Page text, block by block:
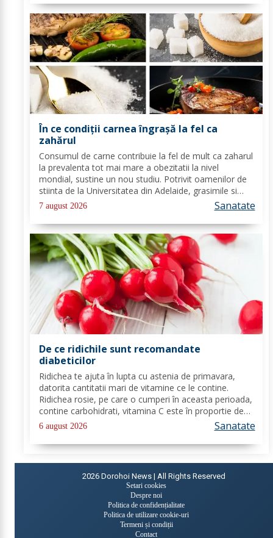
În ce condiții carnea îngrașă la fel ca
zahărul
Consumul de carne contribuie la fel de mult ca zaharul
la prevalenta tot mai mare a obezitatii la nivel
mondial, sustine un nou studiu. Potrivit oamenilor de
stiinta de la Universitatea din Adelaide, grasimile si
carbohidratii ne pot oferi suficienta energie pentru a
satisface cererile...
7 august 2026 Sanatate
De ce ridichile sunt recomandate
diabeticilor
Ridichea te ajuta în lupta cu astenia de primavara,
datorita cantitatii mari de vitamine ce le contine.
Ridichea rosie, pe care o cumperi în aceasta perioada,
contine carbohidrati, vitamina C este în proportie de
25%, vitamina B, acid folic, potasiu, magneziu si multe
alte componente ce-ti sunt de...
6 august 2026 Sanatate
2026 Dorohoi News | All Rights Reserved
Setari cookies
Despre noi
Politica de confidențialitate
Politica de utilizare cookie-uri
Termeni și condiții
Contact